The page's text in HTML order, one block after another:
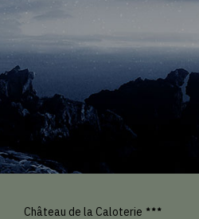
Château de la Caloterie